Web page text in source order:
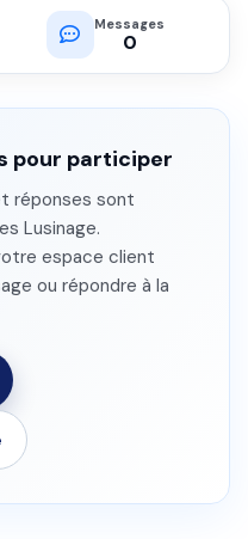
Messages
0
pour participer
réponses sont
Lusinage.
espace client
ou répondre à la